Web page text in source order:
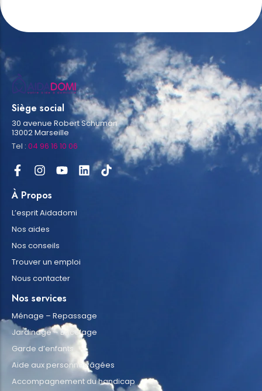
Siège social
30 avenue Robert Schuman
13002 Marseille
Tel : 04 96 16 10 06
À Propos
L’esprit Aidadomi
Nos aides
Nos conseils
Trouver un emploi
Nous contacter
Nos services
Ménage – Repassage
Jardinage – Bricolage
Garde d’enfants
Aide aux personnes âgées
Accompagnement du handicap